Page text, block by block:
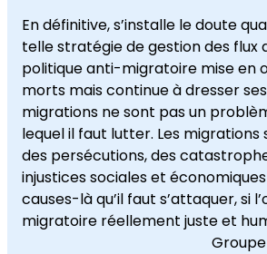
En définitive, s’installe le doute
telle stratégie de gestion des flux
politique anti-migratoire mise en
morts mais continue à dresser
migrations ne sont pas un
lequel il faut lutter. Les
des persécutions, des
injustices sociales et
causes-là qu’il faut s’attaquer, si
migratoire réellement juste et
Groupe